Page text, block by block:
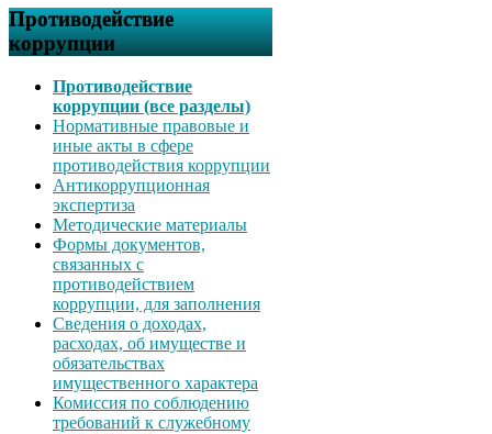
Противодействие
коррупции
Противодействие
коррупции (все разделы)
Нормативные правовые и
иные акты в сфере
противодействия коррупции
Антикоррупционная
экспертиза
Методические материалы
Формы документов,
связанных с
противодействием
коррупции, для заполнения
Сведения о доходах,
расходах, об имуществе и
обязательствах
имущественного характера
Комиссия по соблюдению
требований к служебному